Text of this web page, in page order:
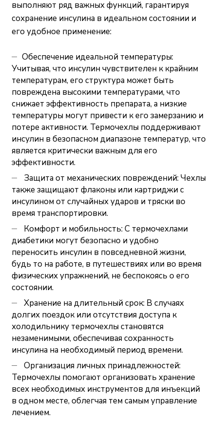
выполняют ряд важных функций, гарантируя
сохранение инсулина в идеальном состоянии и
его удобное применение:
Обеспечение идеальной температуры:
Учитывая, что инсулин чувствителен к крайним
температурам, его структура может быть
повреждена высокими температурами, что
снижает эффективность препарата, а низкие
температуры могут привести к его замерзанию и
потере активности. Термочехлы поддерживают
инсулин в безопасном диапазоне температур, что
является критически важным для его
эффективности.
Защита от механических повреждений: Чехлы
также защищают флаконы или картриджи с
инсулином от случайных ударов и тряски во
время транспортировки.
Комфорт и мобильность: С термочехлами
диабетики могут безопасно и удобно
переносить инсулин в повседневной жизни,
будь то на работе, в путешествиях или во время
физических упражнений, не беспокоясь о его
состоянии.
Хранение на длительный срок: В случаях
долгих поездок или отсутствия доступа к
холодильнику термочехлы становятся
незаменимыми, обеспечивая сохранность
инсулина на необходимый период времени.
Организация личных принадлежностей:
Термочехлы помогают организовать хранение
всех необходимых инструментов для инъекций
в одном месте, облегчая тем самым управление
лечением.